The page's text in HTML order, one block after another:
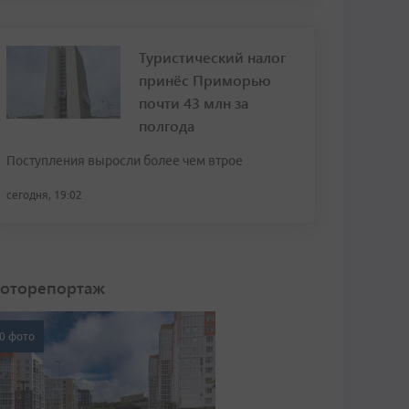
Туристический налог
принёс Приморью
почти 43 млн за
полгода
Поступления выросли более чем втрое
сегодня, 19:02
фото